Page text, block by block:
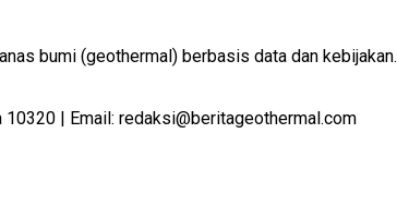
bumi (geothermal) berbasis data dan kebijakan.
| Email: redaksi@beritageothermal.com